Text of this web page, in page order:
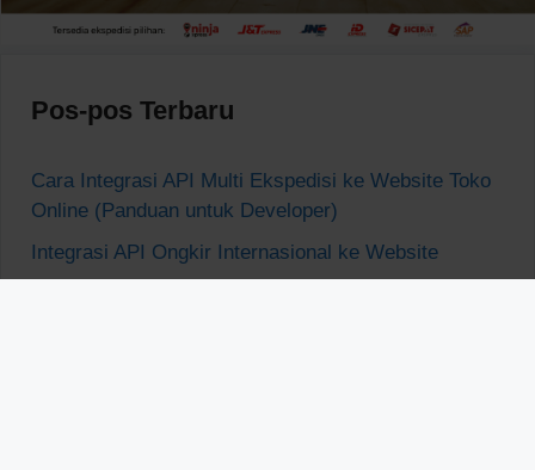
Pos-pos Terbaru
Cara Integrasi API Multi Ekspedisi ke Website Toko
Online (Panduan untuk Developer)
Integrasi API Ongkir Internasional ke Website